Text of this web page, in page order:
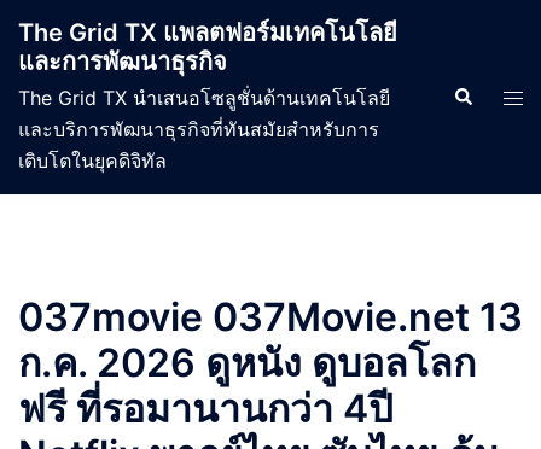
content
The Grid TX แพลตฟอร์มเทคโนโลยี
และการพัฒนาธุรกิจ
The Grid TX นำเสนอโซลูชั่นด้านเทคโนโลยี
และบริการพัฒนาธุรกิจที่ทันสมัยสำหรับการ
เติบโตในยุคดิจิทัล
Search
037movie 037Movie.net 13
ก.ค. 2026 ดูหนัง ดูบอลโลก
ฟรี ที่รอมานานกว่า 4ปี